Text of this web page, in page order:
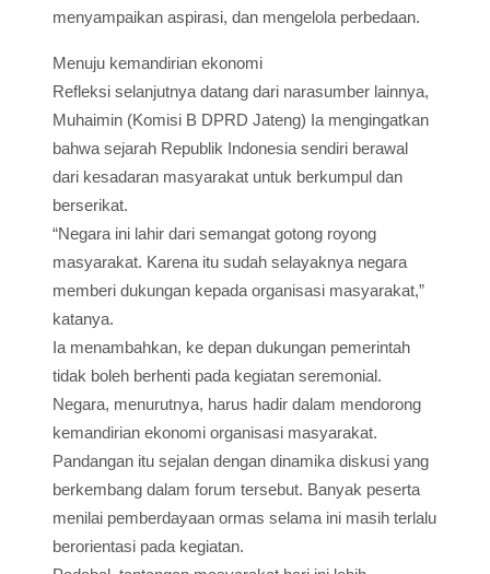
menyampaikan aspirasi, dan mengelola perbedaan.
Menuju kemandirian ekonomi
Refleksi selanjutnya datang dari narasumber lainnya,
Muhaimin (Komisi B DPRD Jateng) Ia mengingatkan
bahwa sejarah Republik Indonesia sendiri berawal
dari kesadaran masyarakat untuk berkumpul dan
berserikat.
“Negara ini lahir dari semangat gotong royong
masyarakat. Karena itu sudah selayaknya negara
memberi dukungan kepada organisasi masyarakat,”
katanya.
Ia menambahkan, ke depan dukungan pemerintah
tidak boleh berhenti pada kegiatan seremonial.
Negara, menurutnya, harus hadir dalam mendorong
kemandirian ekonomi organisasi masyarakat.
Pandangan itu sejalan dengan dinamika diskusi yang
berkembang dalam forum tersebut. Banyak peserta
menilai pemberdayaan ormas selama ini masih terlalu
berorientasi pada kegiatan.